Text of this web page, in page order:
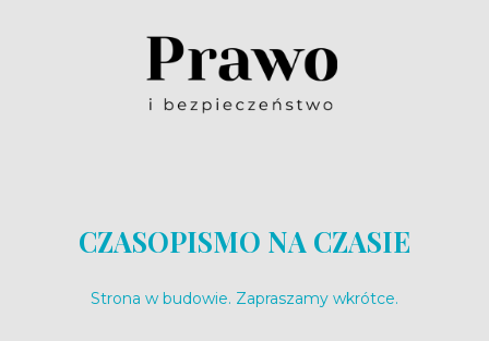
CZASOPISMO NA CZASIE
Strona w budowie. Zapraszamy wkrótce.